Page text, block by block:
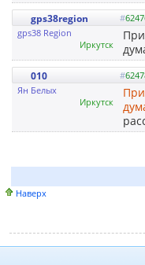
gps38region #
gps38 Region
Иркутск
010 #
Ян Белых
Иркутск
Наверх